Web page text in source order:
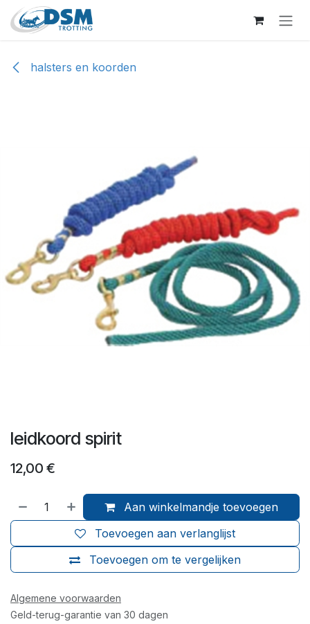
Overslaan naar inhoud
halsters en koorden
leidkoord spirit
12,00 €
Aan winkelmandje toevoegen
Toevoegen om te vergelijken
Toevoegen aan verlanglijst
Algemene voorwaarden
Geld-terug-garantie van 30 dagen